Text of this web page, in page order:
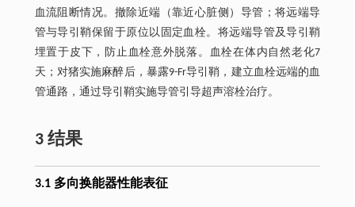
血流阻断情况。撤除近端（靠近心脏侧）导管；将远端导
管与导引鞘保留于原位以固定血栓。将远端导管及导引鞘
埋置于皮下，防止血栓意外脱落。血栓在体内自然老化7
天；对猪实施麻醉后，暴露9-Fr导引鞘，建立血栓远端的血
管通路，通过导引鞘实施导管引导超声溶栓治疗。
3 结果
3.1 多向换能器性能表征